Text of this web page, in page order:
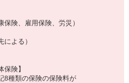
険、雇用保険、労災）
よる）
保険】
8種類の保険の保険料が